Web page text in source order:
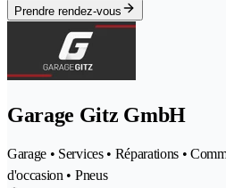
Prendre rendez-vous
Garage Gitz GmbH
Garage • Services • Réparations •
d'occasion • Pneus